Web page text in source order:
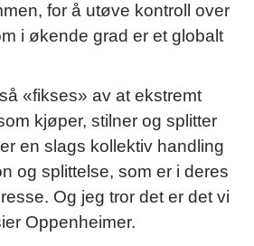
for å utøve kontroll over
i økende grad er et globalt
«fikses» av at ekstremt
kjøper, stilner og splitter
en slags kollektiv handling
og splittelse, som er i deres
Og jeg tror det er det vi
Oppenheimer.